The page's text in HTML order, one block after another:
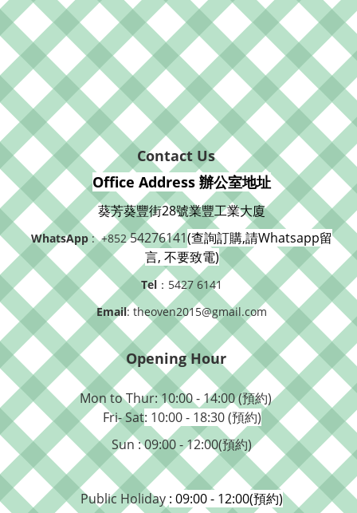
Contact Us
Office Address 辦公室地址
葵芳葵豐街28號業豐工業大廈
WhatsApp: +85254276141(查詢訂購,請Whatsapp留
言, 不要致電)
Tel ：5427 6141
Email: theoven2015@gmail.com
Opening Hour
Mon to Thur: 10:00 - 14:00 (預約)
Fri- Sat: 10:00 - 18:30 (預約)
Sun : 09:00 - 12:00(預約)
Public Holiday : 09:00 - 12:00(預約)